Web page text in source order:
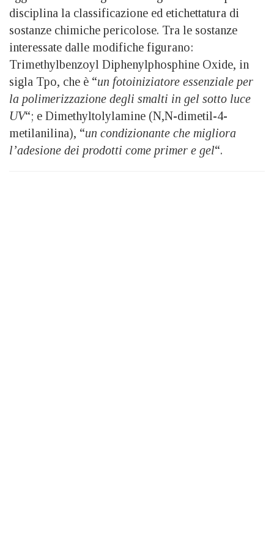
disciplina la classificazione ed etichettatura di
sostanze chimiche pericolose. Tra le sostanze
interessate dalle modifiche figurano:
Trimethylbenzoyl Diphenylphosphine Oxide, in
sigla Tpo, che è “un fotoiniziatore essenziale per
la polimerizzazione degli smalti in gel sotto luce
UV“; e Dimethyltolylamine (N,N-dimetil-4-
metilanilina), “un condizionante che migliora
l’adesione dei prodotti come primer e gel“.